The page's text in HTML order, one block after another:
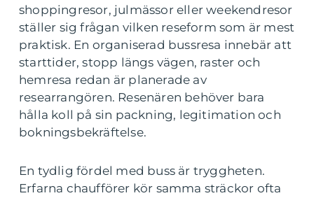
shoppingresor, julmässor eller weekendresor
ställer sig frågan vilken reseform som är mest
praktisk. En organiserad bussresa innebär att
starttider, stopp längs vägen, raster och
hemresa redan är planerade av
researrangören. Resenären behöver bara
hålla koll på sin packning, legitimation och
bokningsbekräftelse.
En tydlig fördel med buss är tryggheten.
Erfarna chaufförer kör samma sträckor ofta